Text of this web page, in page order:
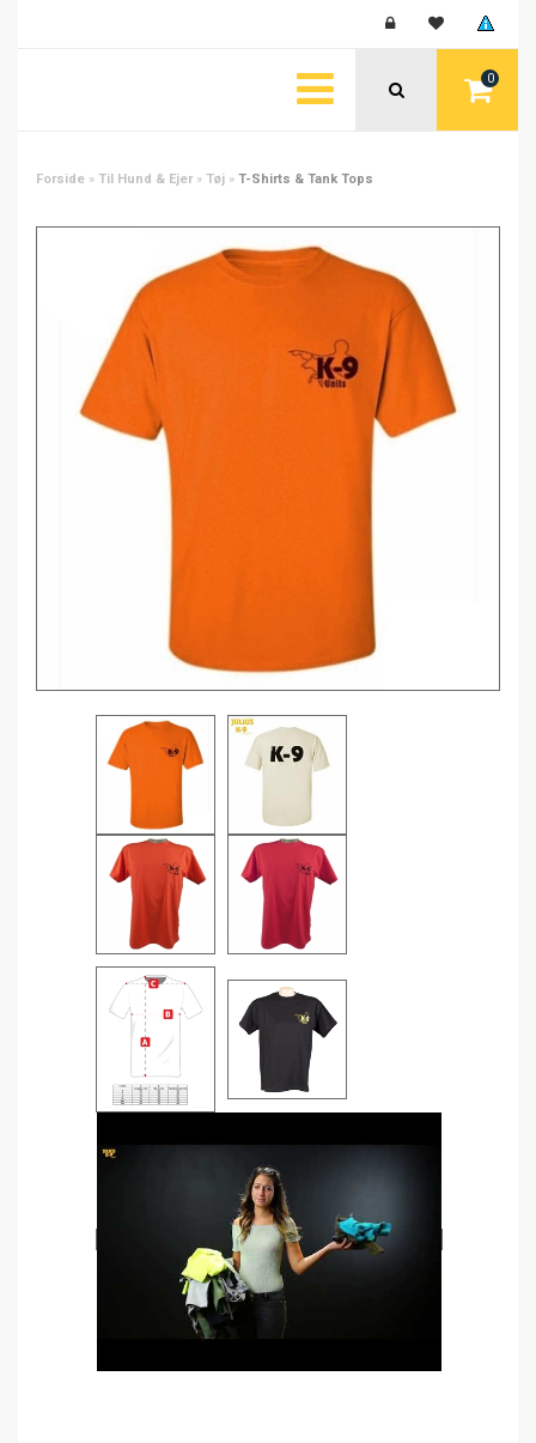
0
Forside » Til Hund & Ejer » Tøj » T-Shirts & Tank Tops